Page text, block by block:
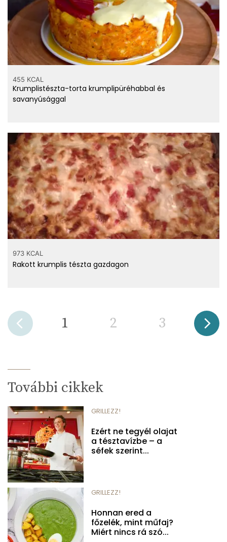
455 KCAL
Krumplistészta-torta krumplipüréhabbal és
savanyúsággal
973 KCAL
Rakott krumplis tészta gazdagon
1 2 3
További cikkek
GRILLEZZ!
Ezért ne tegyél olajat
a tésztavízbe – a
séfek szerint...
GRILLEZZ!
Honnan ered a
főzelék, mint műfaj?
Miért nincs rá szó...